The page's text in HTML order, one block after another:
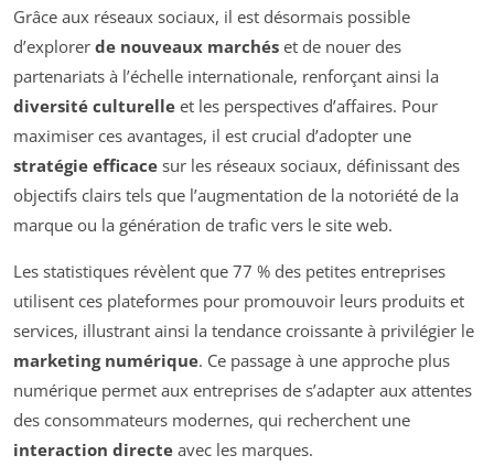
Grâce aux réseaux sociaux, il est désormais possible
d’explorer de nouveaux marchés et de nouer des
partenariats à l’échelle internationale, renforçant ainsi la
diversité culturelle et les perspectives d’affaires. Pour
maximiser ces avantages, il est crucial d’adopter une
stratégie efficace sur les réseaux sociaux, définissant des
objectifs clairs tels que l’augmentation de la notoriété de la
marque ou la génération de trafic vers le site web.
Les statistiques révèlent que 77 % des petites entreprises
utilisent ces plateformes pour promouvoir leurs produits et
services, illustrant ainsi la tendance croissante à privilégier le
marketing numérique. Ce passage à une approche plus
numérique permet aux entreprises de s’adapter aux attentes
des consommateurs modernes, qui recherchent une
interaction directe avec les marques.